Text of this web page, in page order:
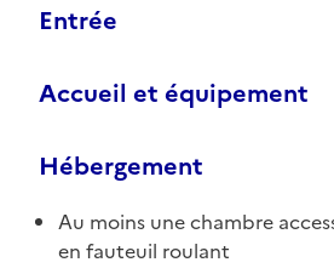
Entrée
Accueil et équipement
Hébergement
Au moins une chambre
en fauteuil roulant